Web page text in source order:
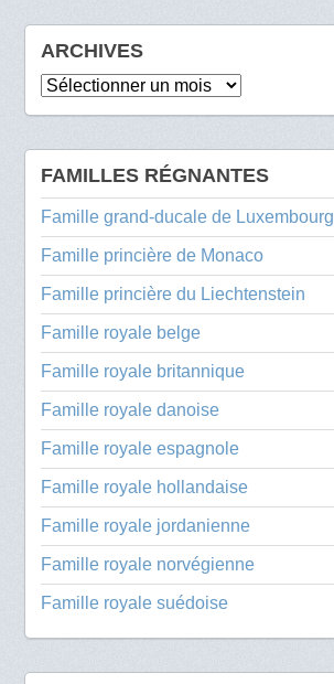
ARCHIVES
Archives
FAMILLES RÉGNANTES
Famille grand-ducale de Luxembourg
Famille princière de Monaco
Famille princière du Liechtenstein
Famille royale belge
Famille royale britannique
Famille royale danoise
Famille royale espagnole
Famille royale hollandaise
Famille royale jordanienne
Famille royale norvégienne
Famille royale suédoise